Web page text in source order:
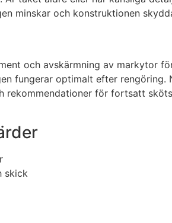
minskar och konstruktionen
och avskärmning av markytor
fungerar optimalt efter
för fortsatt
skick